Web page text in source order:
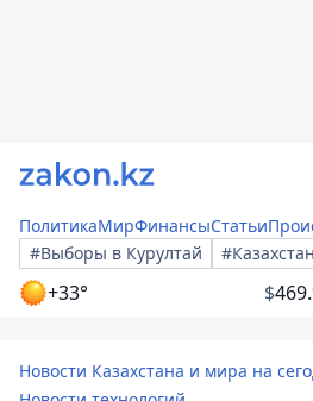
ПолитикаМирФинансыСтатьи
#Выборы в Курултай
+33° $
Новости Казахстана и мира на